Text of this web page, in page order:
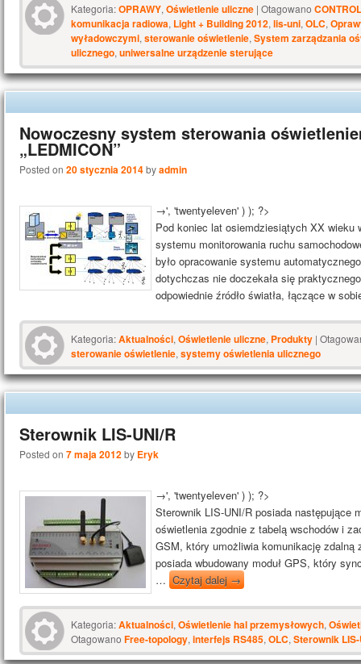
Kategoria:OPRAWY, Oświetlenie uliczne | Otagowano
komunikacja radiowa, Light + Building 2012, lis-uni, OLC,
wyładowczymi, sterowanie oświetlenie, System zarządzania
ulicznego, uniwersalne urządzenie sterujące
Nowoczesny system sterowania
„LEDMICON”
Posted on 20 stycznia 2014byadmin
→', 'twentyeleven' ) ); ?>
Pod koniec lat osiemdziesiątych XX wieku
systemu monitorowania ruchu
było opracowanie systemu
dotychczas nie doczekała się
odpowiednie źródło światła, łączące w
Kategoria:Aktualności, Oświetlenie uliczne, Produkty |
sterowanie oświetlenie, systemy oświetlenia ulicznego
Sterownik LIS-UNI/R
Posted on 7 maja 2012by Eryk
→', 'twentyeleven' ) ); ?>
Sterownik LIS-UNI/R posiada następujące
oświetlenia zgodnie z tabelą wschodów i
GSM, który umożliwia komunikację zdalną
posiada wbudowany moduł GPS, który
… Czytaj dalej→
Kategoria:Aktualności, Oświetlenie hal przemysłowych,
Otagowano Free-topology, interfejs RS485, OLC, Sterownik